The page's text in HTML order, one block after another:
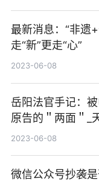
最新消息：“非遗
走“新”更走“心”
2023-06-08
岳阳法官手记：
原告的＂两面＂_
2023-06-08
微信公众号抄袭